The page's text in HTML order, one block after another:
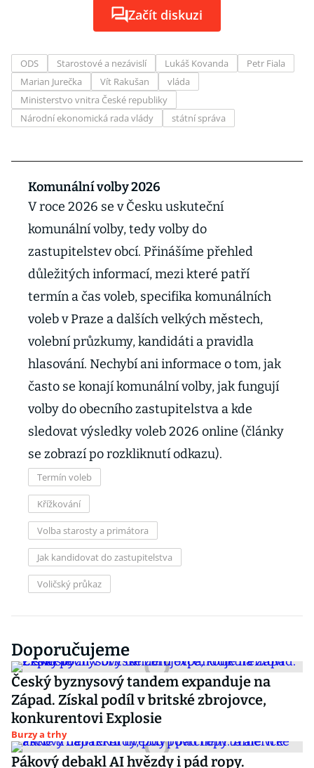
Začít diskuzi
ODS Starostové a nezávislí Lukáš Kovanda
Petr Fiala
Marian Jurečka
Vít Rakušan
vláda
Ministerstvo vnitra České republiky
Národní ekonomická rada vlády
státní správa
Komunální volby 2026
V roce 2026 se v Česku uskuteční
komunální volby, tedy volby do
zastupitelstev obcí. Přinášíme přehled
důležitých informací, mezi které patří
termín a čas voleb, specifika komunálních
voleb v Praze a dalších velkých městech,
volební průzkumy, kandidáti a pravidla
hlasování. Nechybí ani informace o tom, jak
často se konají komunální volby, jak fungují
volby do obecního zastupitelstva a kde
sledovat výsledky voleb 2026 online (články
se zobrazí po rozkliknutí odkazu).
Termín voleb
Křížkování
Volba starosty a primátora
Jak kandidovat do zastupitelstva
Voličský průkaz
Doporučujeme
Český byznysový tandem expanduje na
Západ. Získal podíl v britské zbrojovce,
konkurentovi Explosie
Burzy a trhy
Pákový debakl AI hvězdy i pád ropy.